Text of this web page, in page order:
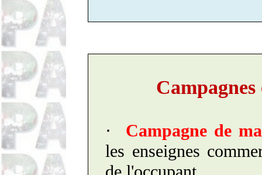
·
Campagne de
les enseignes